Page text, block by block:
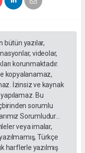
yazılar,
videolar,
korunmaktadır.
kopyalanamaz,
İzinsiz ve kaynak
Bu
sorumlu
Sorumludur...
veya imalar,
Türkçe
harflerle yazılmış